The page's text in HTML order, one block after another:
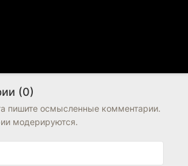
(0)
пишите осмысленные комментарии.
модерируются.